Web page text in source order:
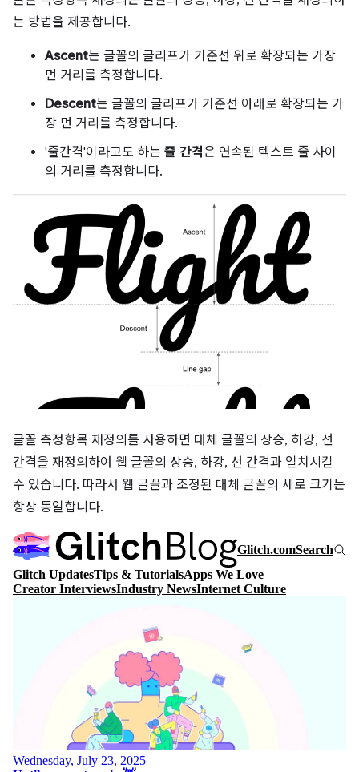
는 방법을 제공합니다.
Ascent는 글꼴의 글리프가 기준선 위로 확장되는 가장
먼 거리를 측정합니다.
Descent는 글꼴의 글리프가 기준선 아래로 확장되는 가
장 먼 거리를 측정합니다.
'줄간격'이라고도 하는 줄 간격은 연속된 텍스트 줄 사이
의 거리를 측정합니다.
글꼴 측정항목 재정의를 사용하면 대체 글꼴의 상승, 하강, 선
간격을 재정의하여 웹 글꼴의 상승, 하강, 선 간격과 일치시킬
수 있습니다. 따라서 웹 글꼴과 조정된 대체 글꼴의 세로 크기는
항상 동일합니다.